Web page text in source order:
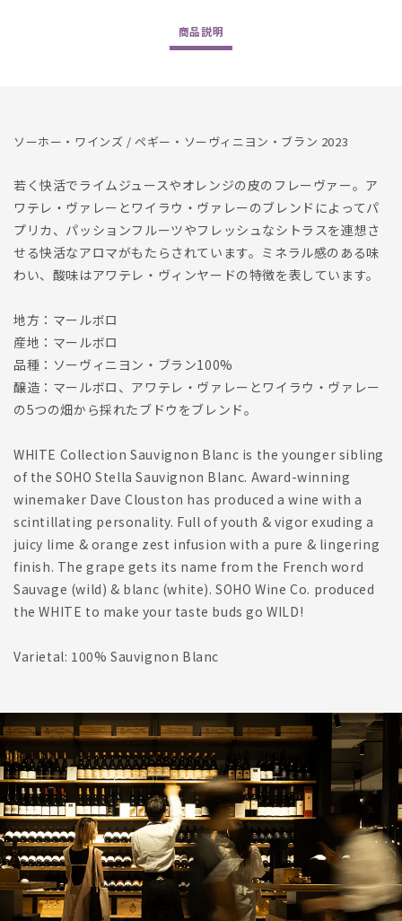
Sauvignon
商品説明
ソーホー・ワインズ / ペギー・ソーヴィニヨン・ブラン 2023
若く快活でライムジュースやオレンジの皮のフレーヴァー。ア
ワテレ・ヴァレーとワイラウ・ヴァレーのブレンドによってパ
プリカ、パッションフルーツやフレッシュなシトラスを連想さ
せる快活なアロマがもたらされています。ミネラル感のある味
わい、酸味はアワテレ・ヴィンヤードの特徴を表しています。
地方：マールボロ
産地：マールボロ
品種：ソーヴィニヨン・ブラン100%
醸造：マールボロ、アワテレ・ヴァレーとワイラウ・ヴァレー
の5つの畑から採れたブドウをブレンド。
WHITE Collection Sauvignon Blanc is the younger sibling
of the SOHO Stella Sauvignon Blanc. Award-winning
winemaker Dave Clouston has produced a wine with a
scintillating personality. Full of youth & vigor exuding a
juicy lime & orange zest infusion with a pure & lingering
finish. The grape gets its name from the French word
Sauvage (wild) & blanc (white). SOHO Wine Co. produced
the WHITE to make your taste buds go WILD!
Varietal: 100% Sauvignon Blanc